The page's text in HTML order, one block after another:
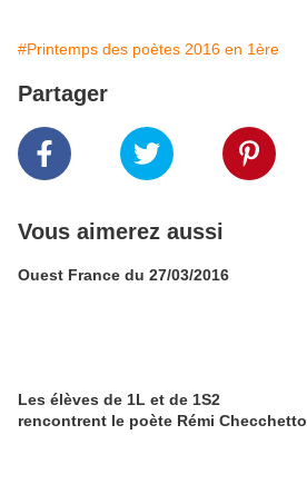
#Printemps des poètes 2016 en 1ère
Partager
Vous aimerez aussi
Ouest France du 27/03/2016
Les élèves de 1L et de 1S2
rencontrent le poète Rémi Checchetto